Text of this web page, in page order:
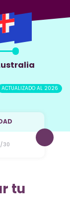
ACTUALIZADO AL 2026
30
tu